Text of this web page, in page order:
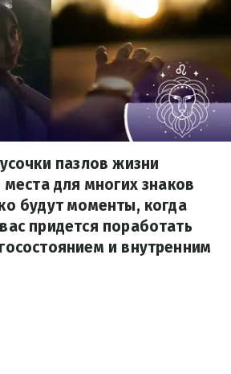
пазлов жизни
места для многих знаков
будут моменты, когда
придется поработать
и внутренним